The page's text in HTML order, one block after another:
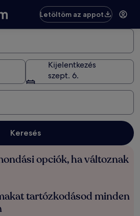
Letöltöm az appot
Kijelentkezés
szept. 6.
Keresés
opciók, ha változnak
tartózkodásod minden